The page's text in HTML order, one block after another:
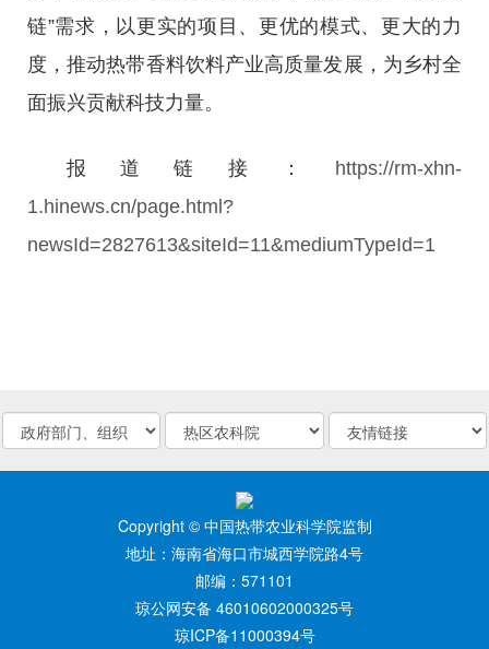
链”需求，以更实的项目、更优的模式、更大的力
度，推动热带香料饮料产业高质量发展，为乡村全
面振兴贡献科技力量。
报道链接： https://rm-xhn-
1.hinews.cn/page.html?
newsId=2827613&siteId=11&mediumTypeId=1
Copyright © 中国热带农业科学院监制
地址：海南省海口市城西学院路4号
邮编：571101
琼公网安备 46010602000325号
琼ICP备11000394号